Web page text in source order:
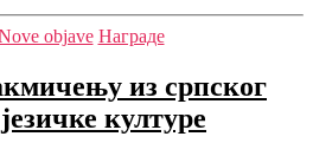
Categories
objave Награде
из српског
културе